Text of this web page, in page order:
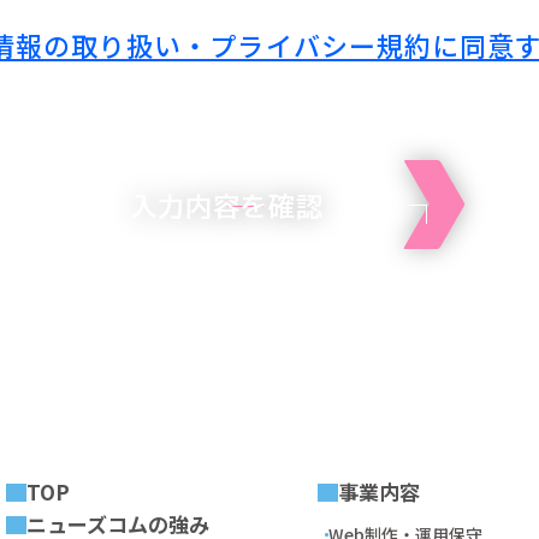
報の取り扱い・プライバシー規約に同意
入力内容を確認
TOP
ニューズコムの強み
事業内容
Web制作・運用保守